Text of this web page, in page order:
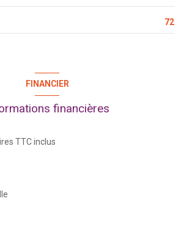
72
FINANCIER
financières
TTC inclus